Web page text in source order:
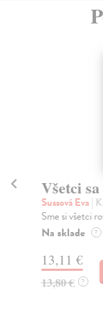
Všetci
Sussová Eva|
Sme si všetci
Na sklade ?
13,11 €
13,80 € ?